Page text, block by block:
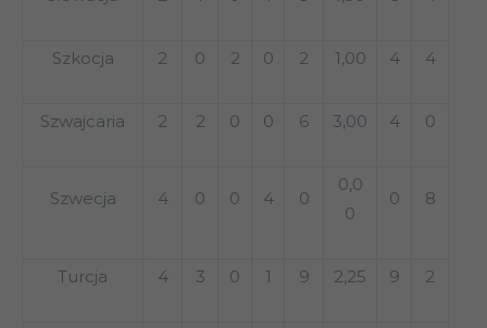
Szkocja 2 0 2 0 2 1,00 4 4
Szwajcaria 2 2 0 0 6 3,00 4 0
Szwecja 4 0 0 4 0
0,0
0
0 8
Turcja 4 3 0 1 9 2,25 9 2